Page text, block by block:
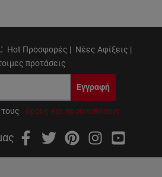
: Hot Προσφορές | Νέες Αφίξεις |
προτάσεις
Εγγραφή
όρους και προϋποθέσεις